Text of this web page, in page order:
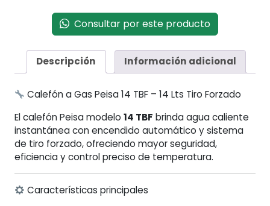
Consultar por este producto
Descripción Información adicional
Calefón a Gas Peisa 14 TBF – 14 Lts Tiro Forzado
El calefón Peisa modelo 14 TBF brinda agua caliente
instantánea con encendido automático y sistema
de tiro forzado, ofreciendo mayor seguridad,
eficiencia y control preciso de temperatura.
Características principales